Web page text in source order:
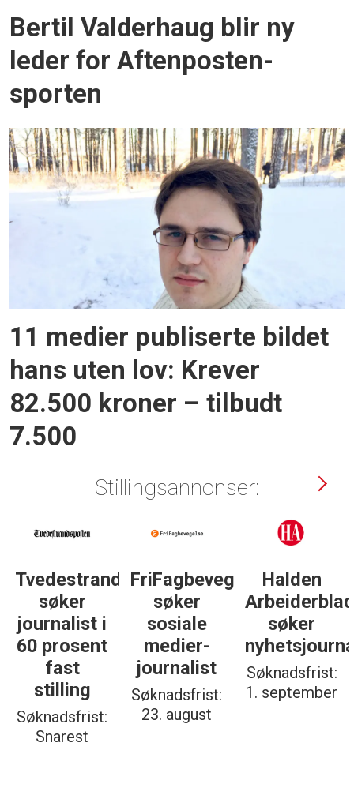
Bertil Valderhaug blir ny
leder for Aftenposten-
sporten
11 medier publiserte bildet
hans uten lov: Krever
82.500 kroner – tilbudt
7.500
Stillingsannonser:
Tvedestrandsposten
søker
journalist i
60 prosent
fast
stilling
Søknadsfrist:
Snarest
FriFagbevegelse
søker
sosiale
medier-
journalist
Søknadsfrist:
23. august
Halden
Arbeiderblad
søker
Søknadsfrist:
1. september